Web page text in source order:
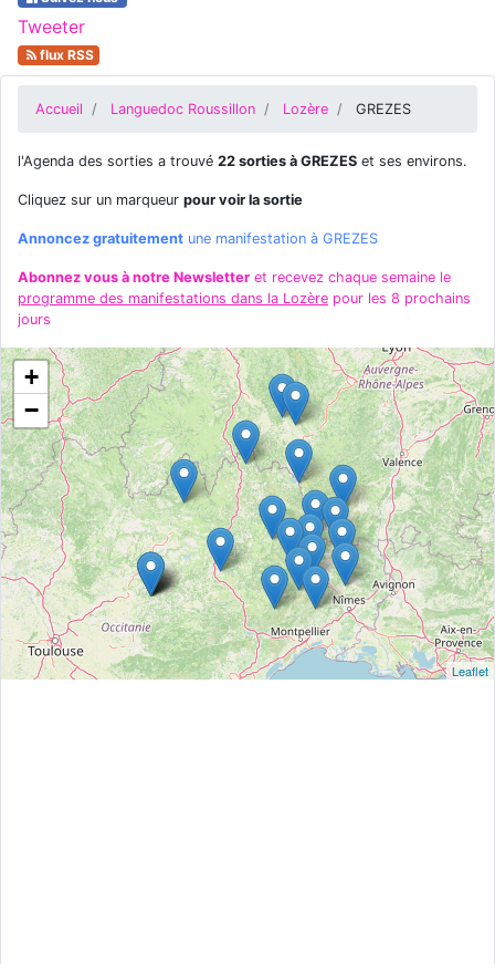
Tweeter
flux RSS
Accueil Languedoc Roussillon Lozère GREZES
l'Agenda des sorties a trouvé 22 sorties à GREZES et ses environs.
Cliquez sur un marqueur pour voir la sortie
Annoncez gratuitement une manifestation à GREZES
Abonnez vous à notre Newsletter et recevez chaque semaine le
programme des manifestations dans la Lozère pour les 8 prochains
jours
+
−
Leaflet